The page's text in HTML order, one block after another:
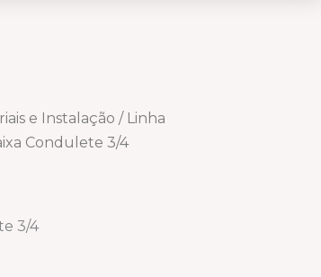
e Instalação / Linha
Condulete 3/4
3/4